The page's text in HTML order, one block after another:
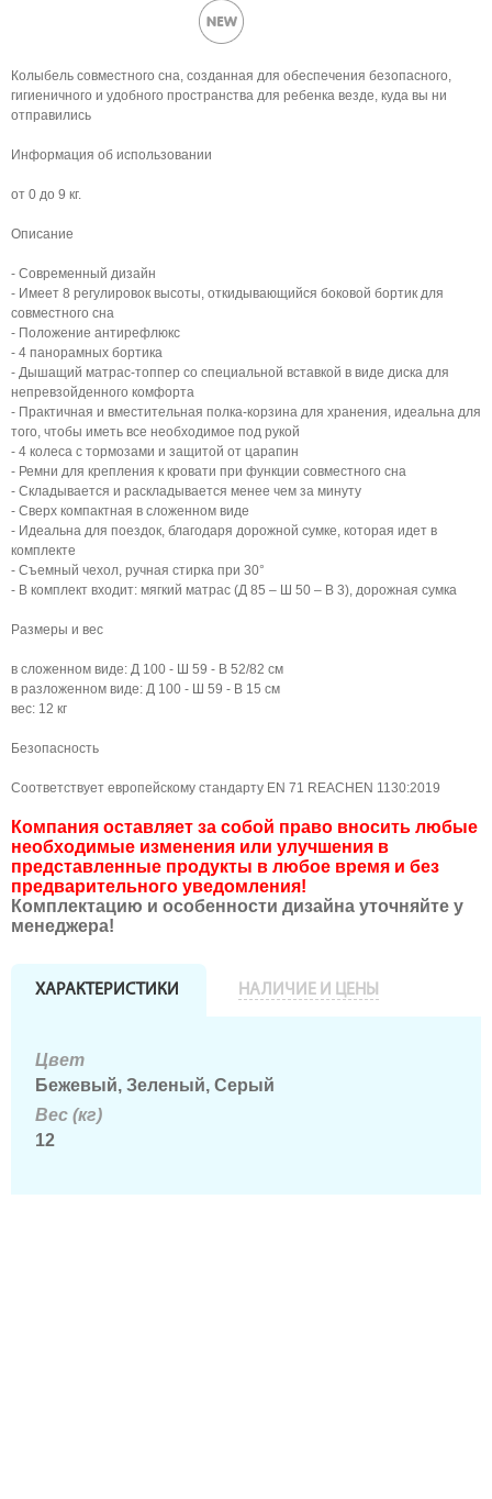
Колыбель совместного сна, созданная для обеспечения безопасного,
гигиеничного и удобного пространства для ребенка везде, куда вы ни
отправились
Информация об использовании
от 0 до 9 кг.
Описание
- Современный дизайн
- Имеет 8 регулировок высоты, откидывающийся боковой бортик для
совместного сна
- Положение антирефлюкс
- 4 панорамных бортика
- Дышащий матрас-топпер со специальной вставкой в виде диска для
непревзойденного комфорта
- Практичная и вместительная полка-корзина для хранения, идеальна для
того, чтобы иметь все необходимое под рукой
- 4 колеса с тормозами и защитой от царапин
- Ремни для крепления к кровати при функции совместного сна
- Складывается и раскладывается менее чем за минуту
- Сверх компактная в сложенном виде
- Идеальна для поездок, благодаря дорожной сумке, которая идет в
комплекте
- Съемный чехол, ручная стирка при 30°
- В комплект входит: мягкий матрас (Д 85 – Ш 50 – В 3), дорожная сумка
Размеры и вес
в сложенном виде: Д 100 - Ш 59 - В 52/82 см
в разложенном виде: Д 100 - Ш 59 - В 15 см
вес: 12 кг
Безопасность
Соответствует европейскому стандарту EN 71 REACHEN 1130:2019
Компания оставляет за собой право вносить любые
необходимые изменения или улучшения в
представленные продукты в любое время и без
предварительного уведомления!
Комплектацию и особенности дизайна уточняйте у
менеджера!
ХАРАКТЕРИСТИКИ НАЛИЧИЕ И ЦЕНЫ
Цвет
Бежевый, Зеленый, Серый
Вес (кг)
12